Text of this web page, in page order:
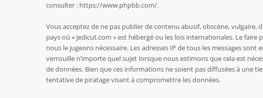
consulter : https://www.phpbb.com/.
Vous acceptez de ne pas publier de contenu abusif, obscène,
pays où « jedicut.com » est hébergé ou les lois internationales. Le
nous le jugeons nécessaire. Les adresses IP de tous les messages
verrouille n’importe quel sujet lorsque nous estimons que cela est
de données. Bien que ces informations ne soient pas diffusées à une
tentative de piratage visant à compromettre les données.